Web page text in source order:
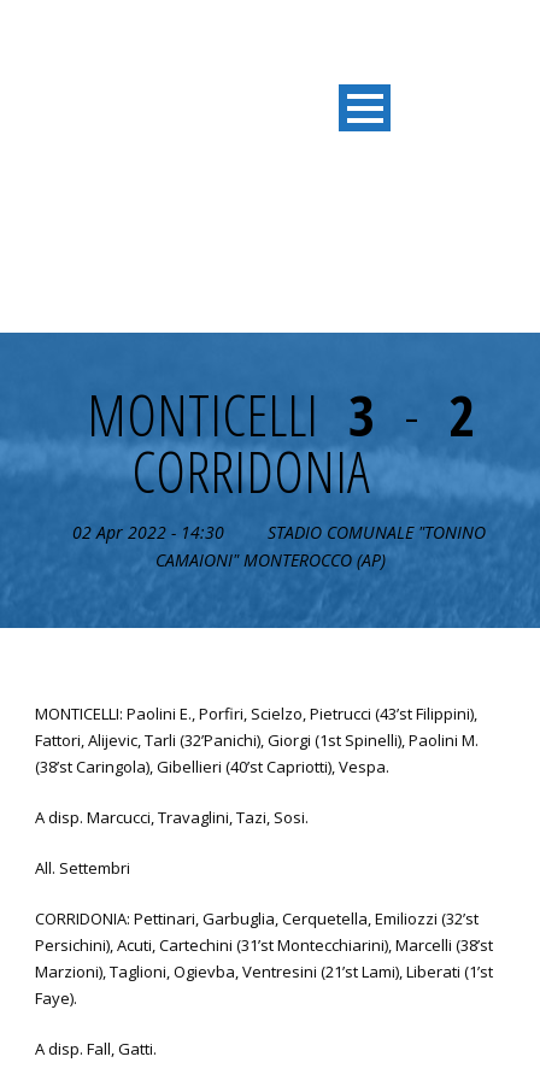
MONTICELLI 3 - 2
CORRIDONIA
02 Apr 2022 - 14:30
STADIO COMUNALE "TONINO
CAMAIONI" MONTEROCCO (AP)
MONTICELLI: Paolini E., Porfiri, Scielzo, Pietrucci (43’st Filippini),
Fattori, Alijevic, Tarli (32’Panichi), Giorgi (1st Spinelli), Paolini M.
(38’st Caringola), Gibellieri (40’st Capriotti), Vespa.
A disp. Marcucci, Travaglini, Tazi, Sosi.
All. Settembri
CORRIDONIA: Pettinari, Garbuglia, Cerquetella, Emiliozzi (32’st
Persichini), Acuti, Cartechini (31’st Montecchiarini), Marcelli (38’st
Marzioni), Taglioni, Ogievba, Ventresini (21’st Lami), Liberati (1’st
Faye).
A disp. Fall, Gatti.